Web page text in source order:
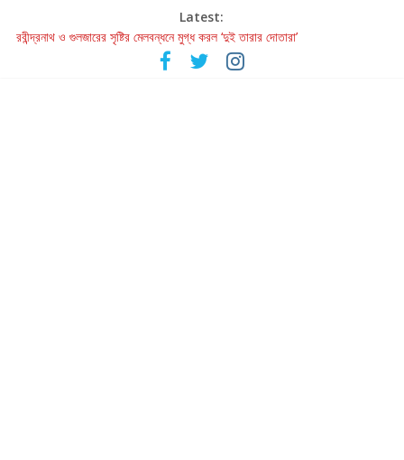
Latest:
রবীন্দ্রনাথ ও গুলজারের সৃষ্টির মেলবন্ধনে মুগ্ধ করল ‘দুই তারার দোতারা’
কলের গান থেকে রীলস্ — বাঙালির গান শোনার বিবর্তনের গল্প
জগন্নাথমঙ্গলম্ — বাংলায় প্রথমবার মঞ্চে এবার রথযাত্রার উদযাপন